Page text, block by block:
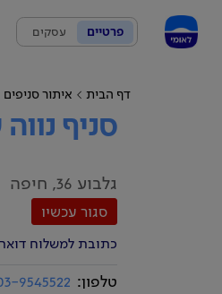
פרטיים עסקים
דף הבית איתור סניפים
סניף
גלבוע 36, חיפה
סגור עכשיו
כתובת למשלוח דואר
טלפון: 9545522